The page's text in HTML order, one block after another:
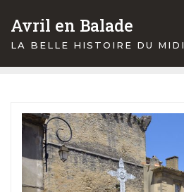
content
Avril en Balade
LA BELLE HISTOIRE DU MIDI